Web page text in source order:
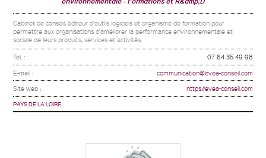
Cabinet de conseil, éditeur d'outils logiciels et organisme de formation pour
permettre aux organisations d'améliorer la performance environnementale et
sociale de leurs produits, services et activités.
Tel. : 07 64 35 49 98
E-mail : communication@evea-conseil.com
Site web : https://evea-conseil.com
PAYS DE LA LOIRE